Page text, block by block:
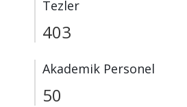
Tezler
403
Akademik Personel
50